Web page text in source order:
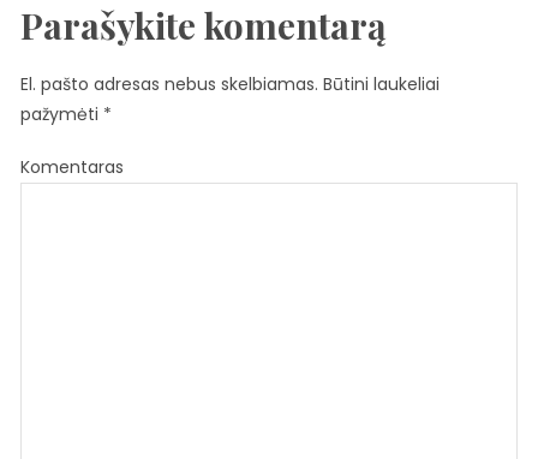
Parašykite komentarą
El. pašto adresas nebus skelbiamas. Būtini laukeliai
pažymėti *
Komentaras